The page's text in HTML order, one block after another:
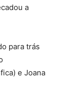
a
para trás
e Joana